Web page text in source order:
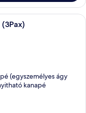
hálószoba, amelyben
(egyszemélyes ágy
kanapé